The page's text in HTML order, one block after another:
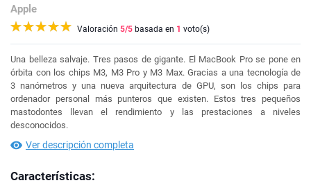
Apple
Valoración 5/5 basada en 1 voto(s)
Una belleza salvaje. Tres pasos de gigante. El MacBook Pro se pone en
órbita con los chips M3, M3 Pro y M3 Max. Gracias a una tecnología de
3 nanómetros y una nueva arquitectura de GPU, son los chips para
ordenador personal más punteros que existen. Estos tres pequeños
mastodontes llevan el rendimiento y las prestaciones a niveles
desconocidos.
Ver descripción completa
Características: